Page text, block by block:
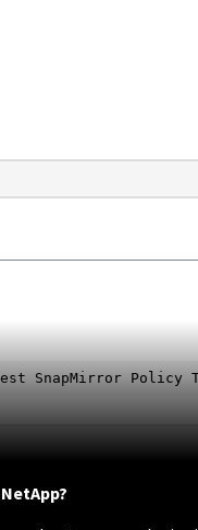
SnapMirror